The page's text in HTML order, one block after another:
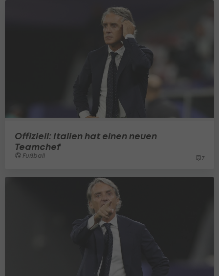
Offiziell: Italien hat einen neuen
Teamchef
Fußball 7